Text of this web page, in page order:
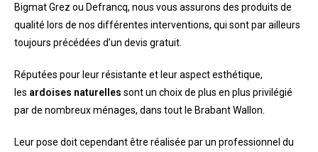
Bigmat Grez ou Defrancq, nous vous assurons des produits de
qualité lors de nos différentes interventions, qui sont par ailleurs
toujours précédées d’un devis gratuit.
Réputées pour leur résistante et leur aspect esthétique,
les ardoises naturelles sont un choix de plus en plus privilégié
par de nombreux ménages, dans tout le Brabant Wallon.
Leur pose doit cependant être réalisée par un professionnel du